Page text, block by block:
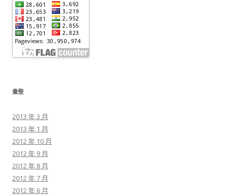
彙整
2013 年 3 月
2013 年 1 月
2012 年 10 月
2012 年 9 月
2012 年 8 月
2012 年 7 月
2012 年 6 月